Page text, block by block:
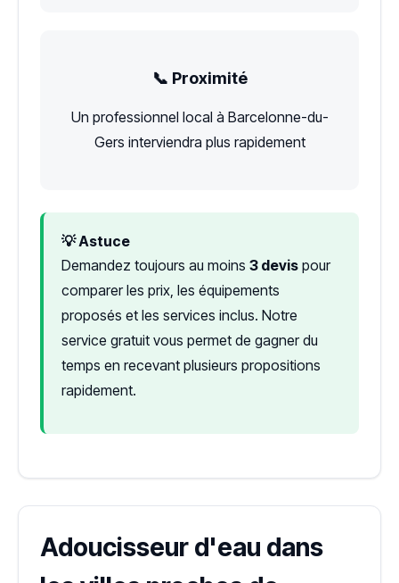
📞 Proximité
Un professionnel local à Barcelonne-du-
Gers interviendra plus rapidement
💡 Astuce
Demandez toujours au moins 3 devis pour
comparer les prix, les équipements
proposés et les services inclus. Notre
service gratuit vous permet de gagner du
temps en recevant plusieurs propositions
rapidement.
Adoucisseur d'eau dans